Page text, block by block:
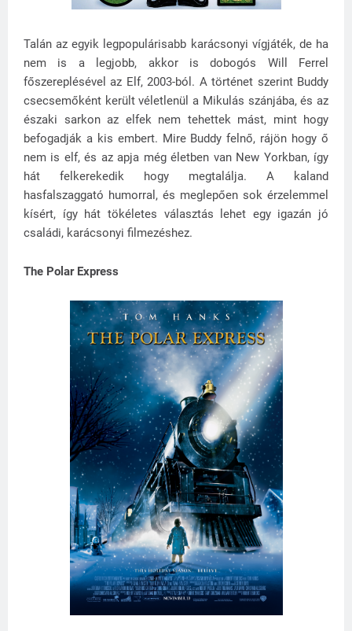
Talán az egyik legpopulárisabb karácsonyi vígjáték, de ha
nem is a legjobb, akkor is dobogós Will Ferrel
főszereplésével az Elf, 2003-ból. A történet szerint Buddy
csecsemőként került véletlenül a Mikulás szánjába, és az
északi sarkon az elfek nem tehettek mást, mint hogy
befogadják a kis embert. Mire Buddy felnő, rájön hogy ő
nem is elf, és az apja még életben van New Yorkban, így
hát felkerekedik hogy megtalálja. A kaland
hasfalszaggató humorral, és meglepően sok érzelemmel
kísért, így hát tökéletes választás lehet egy igazán jó
családi, karácsonyi filmezéshez.
The Polar Express